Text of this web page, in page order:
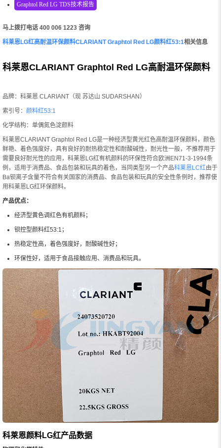
Graphtol Red LG TDS技术报告
马上拨打电话 400 006 1223 咨询
科莱恩LG红高耐温环保颜料CLARIANT Graphtol Red LG颜料红53:1相关信息
科莱恩CLARIANT Graphtol Red LG高耐温环保颜料
品牌：科莱恩 CLARIANT（现 苏达山 SUDARSHAN）
索引号： 颜料红53:1
化学结构：单偶氮色淀颜料
科莱恩CLARIANT Graphtol Red LG是一种经济型黄光红色高耐温环保颜料，颜色
鲜艳、着色强度好，具有良好的耐热稳定性和耐酸碱性，耐光性一般，不推荐用于
需要良好耐光性的应用，科莱恩LG红有机颜料的环保性符合欧洲EN71-3-1994条
例，适用于消费品、食品包装和玩具的着色，当同类型另一个产品科莱恩LC红由于
Ba钡离子含量不符合有关国家的消费品、食品包装和玩具的安全性条例时，推荐使
用科莱恩LG红环保颜料。
产品优点：
经济型黄色调红色有机颜料；
钡控型颜料红53:1；
热稳定性高，着色强度好，耐酸碱性好；
环保性好，适用于食品接触应用、消费品和玩具。
科莱恩颜料LG红产品数据